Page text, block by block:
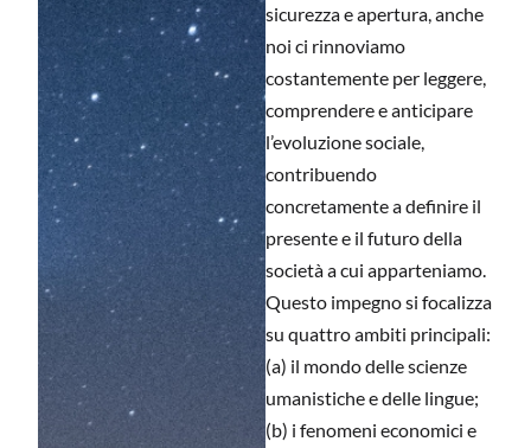
sicurezza e apertura, anche
noi ci rinnoviamo
costantemente per leggere,
comprendere e anticipare
l’evoluzione sociale,
contribuendo
concretamente a definire il
presente e il futuro della
società a cui apparteniamo.
Questo impegno si focalizza
su quattro ambiti principali:
(a) il mondo delle scienze
umanistiche e delle lingue;
(b) i fenomeni economici e